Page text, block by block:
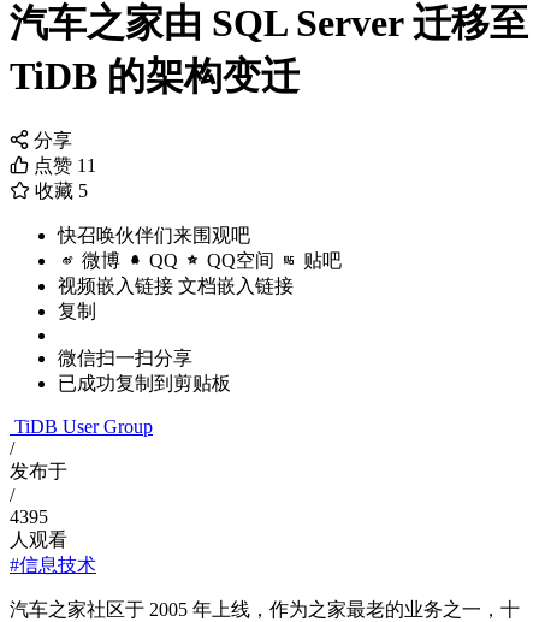
汽车之家由 SQL Server 迁移至
TiDB 的架构变迁
分享
点赞 11
收藏 5
快召唤伙伴们来围观吧
微博 QQ QQ空间 贴吧
视频嵌入链接 文档嵌入链接
复制
微信扫一扫分享
已成功复制到剪贴板
TiDB User Group
/
发布于
/
4395
人观看
#信息技术
汽车之家社区于 2005 年上线，作为之家最老的业务之一，十